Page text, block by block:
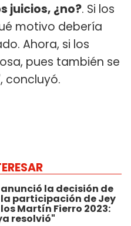
juicios, ¿no?. Si los
motivo debería
Ahora, si los
pues también se
concluyó.
la decisión de
la participación de Jey
Martín Fierro 2023:
resolvió"